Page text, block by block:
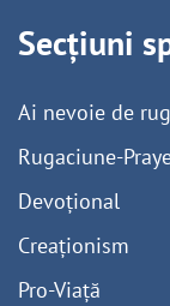
Secțiuni
Ai nevoie de
Rugaciune-
Devoțional
Creaționism
Pro-Viață